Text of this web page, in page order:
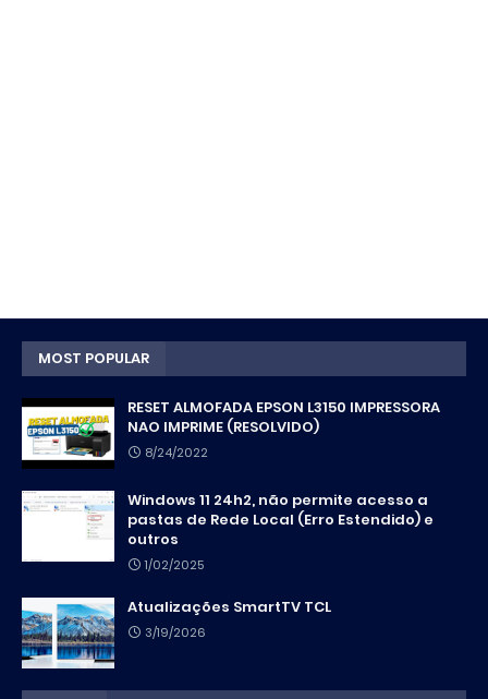
MOST POPULAR
RESET ALMOFADA EPSON L3150 IMPRESSORA
NAO IMPRIME (RESOLVIDO)
8/24/2022
Windows 11 24h2, não permite acesso a
pastas de Rede Local (Erro Estendido) e
outros
1/02/2025
Atualizações SmartTV TCL
3/19/2026